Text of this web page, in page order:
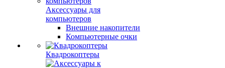
Аксессуары для
компьютеров
Внешние накопители
Компьютерные очки
Квадрокоптеры